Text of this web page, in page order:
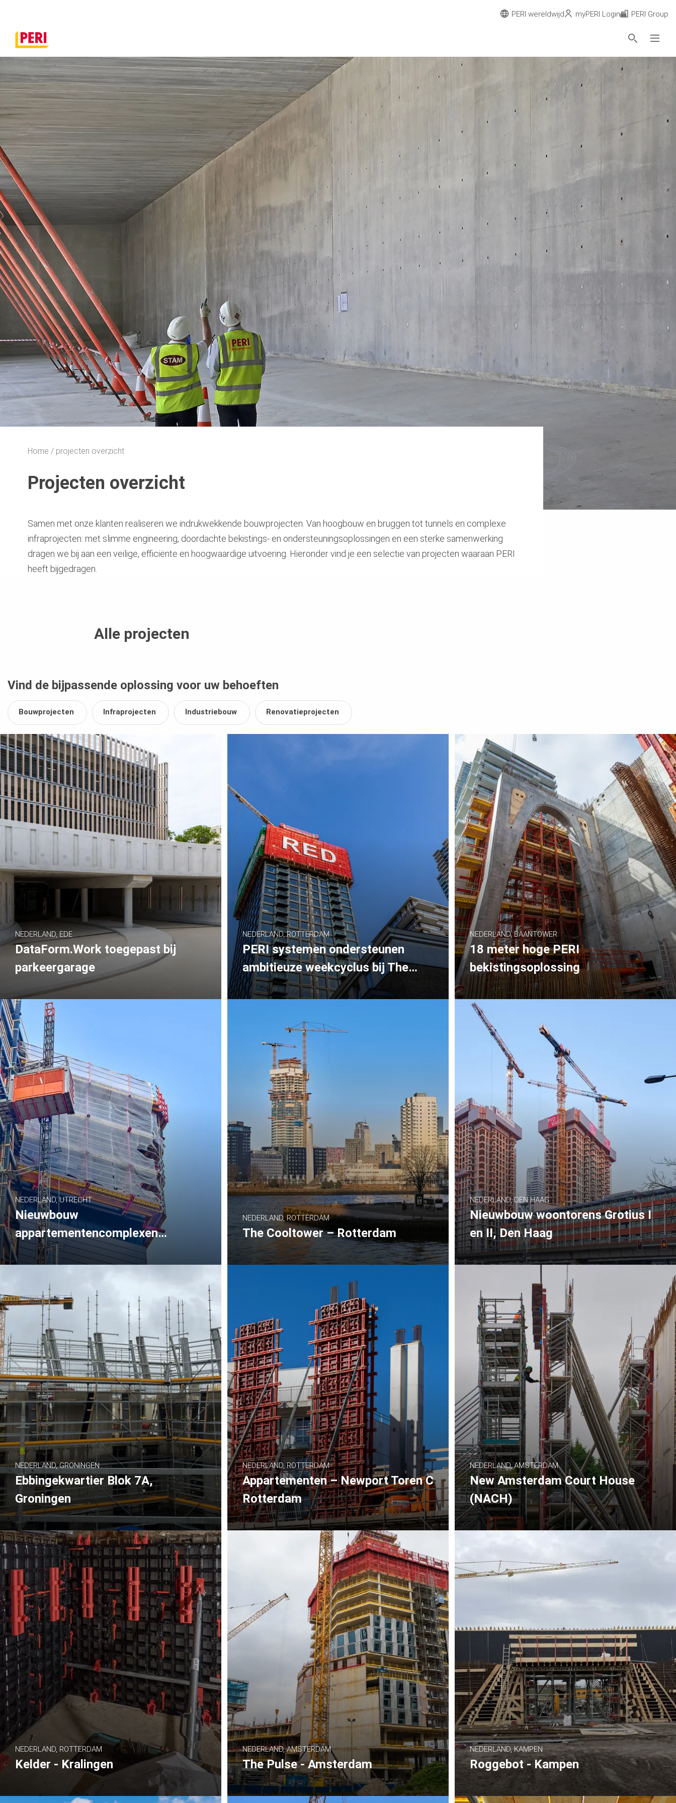
Home projecten overzicht
Projecten overzicht
Samen met onze klanten realiseren we indrukwekkende bouwprojecten. Van hoogbouw en bruggen tot tunnels en complexe
infraprojecten: met slimme engineering, doordachte bekistings- en ondersteuningsoplossingen en een sterke samenwerking
dragen we bij aan een veilige, efficiënte en hoogwaardige uitvoering. Hieronder vind je een selectie van projecten waaraan PERI
heeft bijgedragen.
Alle projecten
Vind de bijpassende oplossing voor uw behoeften
Bouwprojecten Infraprojecten Industriebouw Renovatieprojecten
NEDERLAND, EDE
DataForm.Work toegepast bij
parkeergarage
NEDERLAND, ROTTERDAM
PERI systemen ondersteunen
ambitieuze weekcyclus bij The
BaanTower in Rotterdam
NEDERLAND, BAANTOWER
18 meter hoge PERI
bekistingsoplossing
NEDERLAND, UTRECHT
Nieuwbouw
appartementencomplexen
Gerbrandystraat Utrecht
NEDERLAND, ROTTERDAM
The Cooltower – Rotterdam
NEDERLAND, DEN HAAG
Nieuwbouw woontorens Grotius I
en II, Den Haag
NEDERLAND, GRONINGEN
Ebbingekwartier Blok 7A,
Groningen
NEDERLAND, ROTTERDAM
Appartementen – Newport Toren C
Rotterdam
NEDERLAND, AMSTERDAM
New Amsterdam Court House
(NACH)
NEDERLAND, ROTTERDAM
Kelder - Kralingen
NEDERLAND, AMSTERDAM
The Pulse - Amsterdam
NEDERLAND, KAMPEN
Roggebot - Kampen
PERI wereldwijd myPERI Login PERI Group